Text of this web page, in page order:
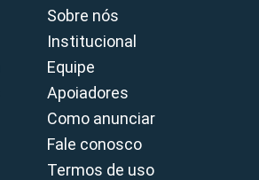
Sobre nós
Institucional
Equipe
Apoiadores
Como anunciar
Fale conosco
Termos de uso